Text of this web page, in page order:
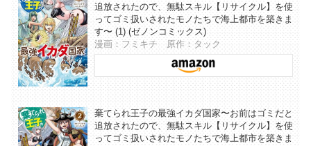
追放されたので、無駄スキル【リサイクル】を使
ってゴミ扱いされたモノたちで海上都市を築きま
す〜 (1) (ゼノンコミックス)
漫画：フミキチ 原作：タック
棄てられ王子の最強イカダ国家〜お前はゴミだと
追放されたので、無駄スキル【リサイクル】を使
ってゴミ扱いされたモノたちで海上都市を築きま